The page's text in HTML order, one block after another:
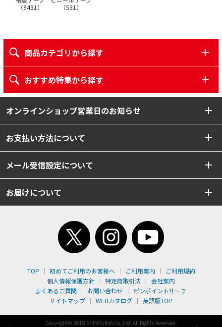
（9431 ）
（531 ）
商品カテゴリから探す
おすすめ特集から探す
オンラインショップ営業日のお知らせ
お支払い方法について
メール受信設定について
お届けについて
TOP 初めてご利用のお客様へ ご利用案内
ご利用規約
個人情報保護方針
特定商取引法
会社案内
よくあるご質問
お問い合わせ
ピンポイントサーチ
サイトマップ
WEBカタログ 英語版TOP
Copyright© 2018 SHIMOJIMA Co.,Ltd. All Rights Reserved.